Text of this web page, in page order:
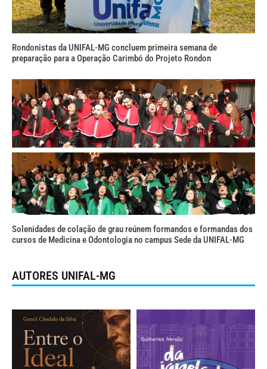
Rondonistas da UNIFAL-MG concluem primeira semana de
preparação para a Operação Carimbó do Projeto Rondon
Solenidades de colação de grau reúnem formandos e formandas dos
cursos de Medicina e Odontologia no campus Sede da UNIFAL-MG
AUTORES UNIFAL-MG